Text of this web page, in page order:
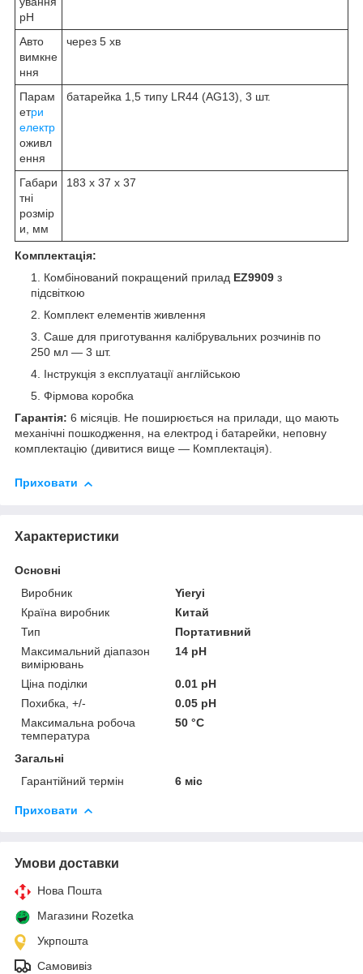
рН
Авто
вимкне
ння
через 5 хв
Парам
етри
електр
оживл
ення
батарейка 1,5 типу LR44 (AG13), 3 шт.
Габари
тні
розмір
и, мм
183 x 37 x 37
Комплектація:
Комбінований покращений прилад EZ9909 з
підсвіткою
Комплект елементів живлення
Саше для приготування калібрувальних розчинів по
250 мл — 3 шт.
Інструкція з експлуатації англійською
Фірмова коробка
Гарантія: 6 місяців. Не поширюється на прилади, що мають
механічні пошкодження, на електрод і батарейки, неповну
комплектацію (дивитися вище — Комплектація).
Приховати
Характеристики
Основні
Виробник
Yieryi
Країна виробник
Китай
Тип
Портативний
Максимальний діапазон
вимірювань
14 pH
Ціна поділки
0.01 pH
Похибка, +/-
0.05 pH
Максимальна робоча
температура
50 °С
Загальні
Гарантійний термін
6 міс
Приховати
Умови доставки
Нова Пошта
Магазини Rozetka
Укрпошта
Самовивіз